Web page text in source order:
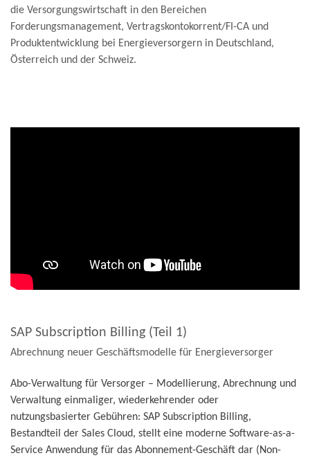
die Versorgungswirtschaft in den Bereichen
Forderungsmanagement, Vertragskontokorrent/FI-CA und
Produktentwicklung bei Energieversorgern in Deutschland,
Österreich und der Schweiz.
SAP Subscription Billing (Teil 1)
Abrechnung neuer Geschäftsmodelle für Energieversorger
Abo-Verwaltung für Versorger – Modellierung, Abrechnung und
Verwaltung einmaliger, wiederkehrender oder
nutzungsbasierter Gebühren: SAP Subscription Billing,
Bestandteil der Sales Cloud, stellt eine moderne Software-as-a-
Service Anwendung für das Abonnement-Geschäft dar (Non-